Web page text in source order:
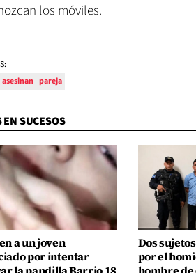
los móviles.
asesinan pareja
EN SUCESOS
a un joven
por intentar
Dos
por el